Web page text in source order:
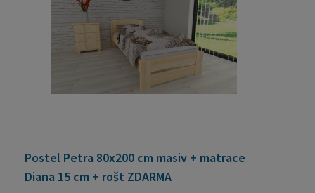
Postel Petra 80x200 cm masiv + matrace
Diana 15 cm + rošt ZDARMA